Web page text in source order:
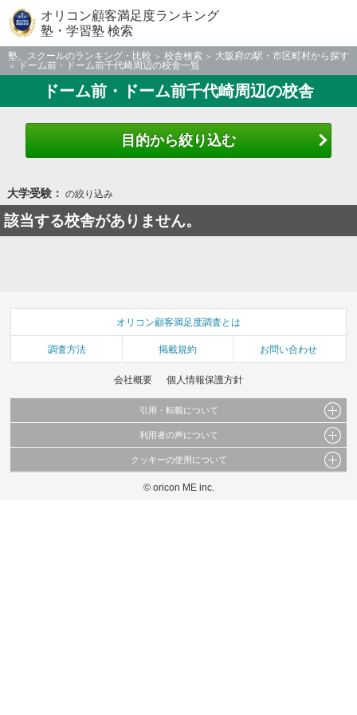
オリコン顧客満足度ランキング
塾・学習塾 検索
塾、スクールのランキング・比較 校舎検索
大阪府の駅・市区町村から探す
ドーム前・ドーム前千代崎周辺の校舎一覧
ドーム前・ドーム前千代崎周辺の校舎
目的から絞り込む
大学受験： の絞り込み
該当する校舎がありません。
オリコン顧客満足度調査とは
調査方法 掲載規約 お問い合わせ
会社概要 個人情報保護方針
引用・転載について
当サイトで公開されている情報（文字、写真、イラスト、画像データ等）及びこれらの配
これらの情報を権利者の許可なく無断転載・複製などの二次利用を行うことは固く禁じて
利用者の声について
当サイトに掲載している内容はすべてサービスの利用者が提出された見解・感想です。
弊社の見解・ 意見ではないことをご理解いただいた上でご覧ください。
クッキーの使用について
このサイトでは Cookie を使用して、ユーザーに合わせたコンテンツや広告の表示、ソー
© oricon ME inc.